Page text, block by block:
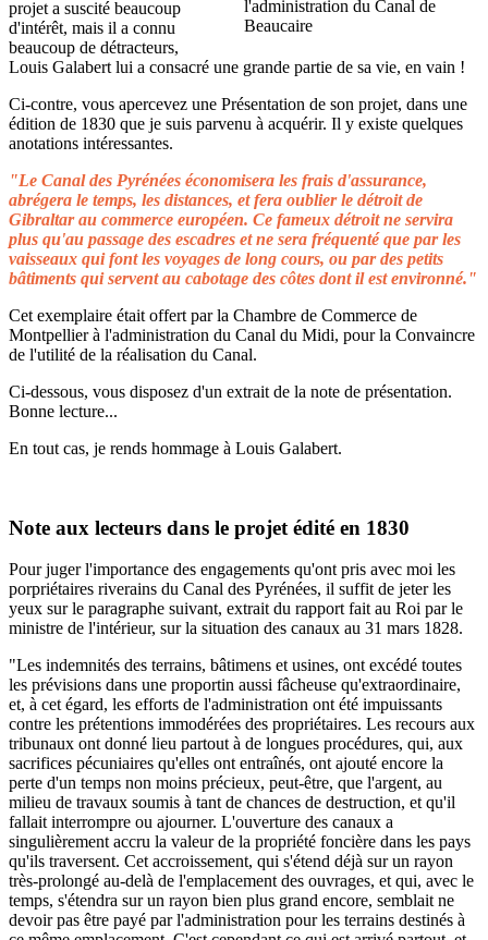
projet a suscité beaucoup
d'intérêt, mais il a connu
beaucoup de détracteurs,
Louis Galabert lui a consacré une grande partie de sa vie, en vain !
Ci-contre, vous apercevez une Présentation de son projet, dans une
édition de 1830 que je suis parvenu à acquérir. Il y existe quelques
anotations intéressantes.
"Le Canal des Pyrénées économisera les frais d'assurance,
abrégera le temps, les distances, et fera oublier le détroit de
Gibraltar au commerce européen. Ce fameux détroit ne servira
plus qu'au passage des escadres et ne sera fréquenté que par les
vaisseaux qui font les voyages de long cours, ou par des petits
bâtiments qui servent au cabotage des côtes dont il est environné."
Cet exemplaire était offert par la Chambre de Commerce de
Montpellier à l'administration du Canal du Midi, pour la Convaincre
de l'utilité de la réalisation du Canal.
Ci-dessous, vous disposez d'un extrait de la note de présentation.
Bonne lecture...
En tout cas, je rends hommage à Louis Galabert.
Note aux lecteurs dans le projet édité en 1830
Pour juger l'importance des engagements qu'ont pris avec moi les
porpriétaires riverains du Canal des Pyrénées, il suffit de jeter les
yeux sur le paragraphe suivant, extrait du rapport fait au Roi par le
ministre de l'intérieur, sur la situation des canaux au 31 mars 1828.
"Les indemnités des terrains, bâtimens et usines, ont excédé toutes
les prévisions dans une proportin aussi fâcheuse qu'extraordinaire,
et, à cet égard, les efforts de l'administration ont été impuissants
contre les prétentions immodérées des propriétaires. Les recours aux
tribunaux ont donné lieu partout à de longues procédures, qui, aux
sacrifices pécuniaires qu'elles ont entraînés, ont ajouté encore la
perte d'un temps non moins précieux, peut-être, que l'argent, au
milieu de travaux soumis à tant de chances de destruction, et qu'il
fallait interrompre ou ajourner. L'ouverture des canaux a
singulièrement accru la valeur de la propriété foncière dans les pays
qu'ils traversent. Cet accroissement, qui s'étend déjà sur un rayon
très-prolongé au-delà de l'emplacement des ouvrages, et qui, avec le
temps, s'étendra sur un rayon bien plus grand encore, semblait ne
devoir pas être payé par l'administration pour les terrains destinés à